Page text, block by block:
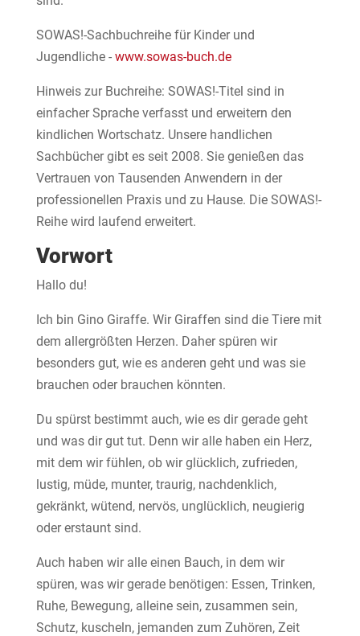
SOWAS!-Sachbuchreihe für Kinder und
Jugendliche - www.sowas-buch.de
Hinweis zur Buchreihe: SOWAS!-Titel sind in
einfacher Sprache verfasst und erweitern den
kindlichen Wortschatz. Unsere handlichen
Sachbücher gibt es seit 2008. Sie genießen das
Vertrauen von Tausenden Anwendern in der
professionellen Praxis und zu Hause. Die SOWAS!-
Reihe wird laufend erweitert.
Vorwort
Hallo du!
Ich bin Gino Giraffe. Wir Giraffen sind die Tiere mit
dem allergrößten Herzen. Daher spüren wir
besonders gut, wie es anderen geht und was sie
brauchen oder brauchen könnten.
Du spürst bestimmt auch, wie es dir gerade geht
und was dir gut tut. Denn wir alle haben ein Herz,
mit dem wir fühlen, ob wir glücklich, zufrieden,
lustig, müde, munter, traurig, nachdenklich,
gekränkt, wütend, nervös, unglücklich, neugierig
oder erstaunt sind.
Auch haben wir alle einen Bauch, in dem wir
spüren, was wir gerade benötigen: Essen, Trinken,
Ruhe, Bewegung, alleine sein, zusammen sein,
Schutz, kuscheln, jemanden zum Zuhören, Zeit